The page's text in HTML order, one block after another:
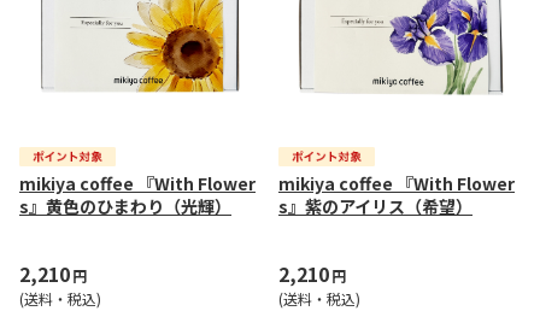
mikiya coffee 『With Flower
s』黄色のひまわり（光輝）
2,210円
(送料・税込)
mikiya coffee 『With Flower
s』紫のアイリス（希望）
2,210円
(送料・税込)